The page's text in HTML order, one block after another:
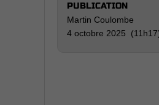
PUBLICATION
Martin Coulombe
4 octobre 2025